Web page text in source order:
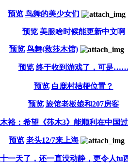
预览 鸟舞的美少女们
预览 美服啥时候能更新中文啊
预览 鸟舞(救莎木馆)
预览 终于收到游戏了，可是
预览 白鹿村桔梗位置？
预览 旅馆老板娘和207房客
裕：希望《莎木3》能顺利在中国
预览 老头12/7来上海
一天了，还一直没动静，更令人